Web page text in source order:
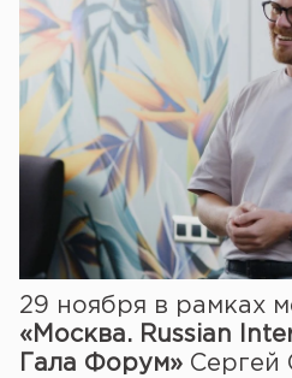
29 ноября в рамках
«Москва. Russian
Гала Форум» Сергей